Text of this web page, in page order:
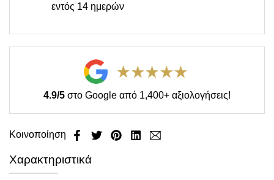
εντός 14 ημερών
4.9/5 στο Google από 1,400+ αξιολογήσεις!
Κοινοποίηση
Χαρακτηριστικά